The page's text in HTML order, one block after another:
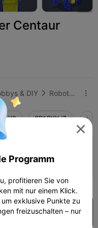
Centaur
& DIY  Roboter & Mechs 
K2 SPARKX i7
4 plates  337.05g
Cloud öffnen 

Programm
profitieren Sie von
mit nur einem Klick.
exklusive Punkte zu
freizuschalten – nur